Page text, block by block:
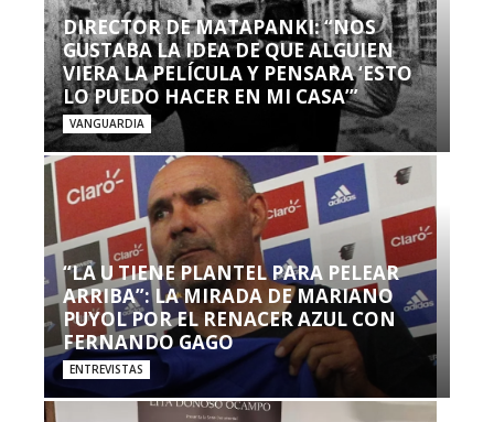
DIRECTOR DE MATAPANKI: “NOS
GUSTABA LA IDEA DE QUE ALGUIEN
VIERA LA PELÍCULA Y PENSARA ‘ESTO
LO PUEDO HACER EN MI CASA’”
VANGUARDIA
“LA U TIENE PLANTEL PARA PELEAR
ARRIBA”: LA MIRADA DE MARIANO
PUYOL POR EL RENACER AZUL CON
FERNANDO GAGO
ENTREVISTAS